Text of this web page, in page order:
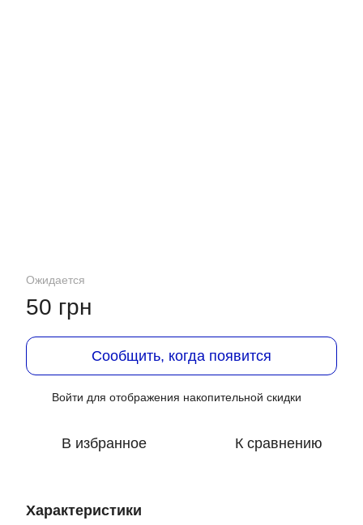
Ожидается
50 грн
Сообщить, когда появится
Войти для отображения накопительной скидки
В избранное К сравнению
Характеристики